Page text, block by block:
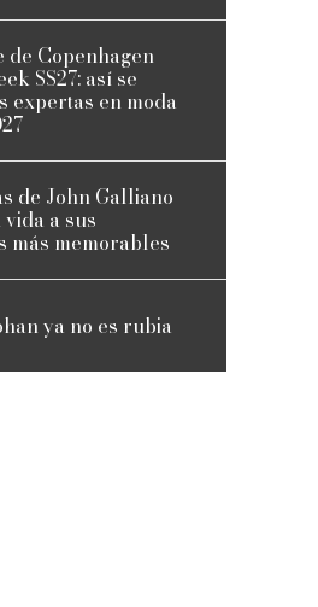
de Copenhagen
SS27: así se
expertas en moda
de John Galliano
a sus
más memorables
ya no es rubia